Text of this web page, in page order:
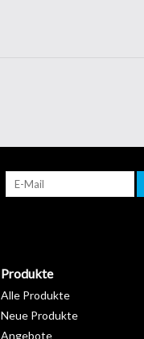
Produkte
Alle Produkte
Neue Produkte
Angebote